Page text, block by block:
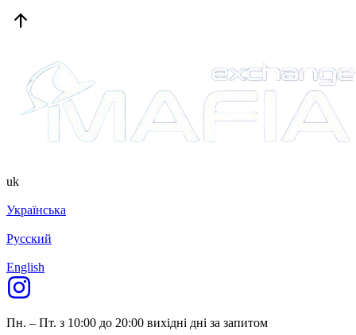
uk
Українська
Русский
English
Пн. – Пт. з 10:00 до 20:00 вихідні дні за запитом